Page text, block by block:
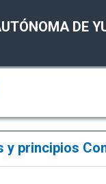
DE
y principios